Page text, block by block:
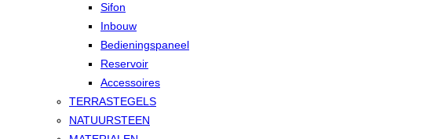
Sifon
Inbouw
Bedieningspaneel
Reservoir
Accessoires
TERRASTEGELS
NATUURSTEEN